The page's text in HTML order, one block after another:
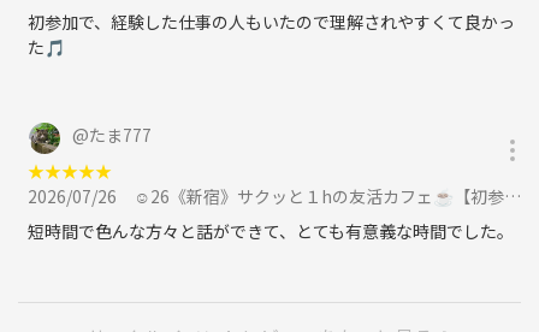
初参加で、経験した仕事の人もいたので理解されやすくて良かっ
た🎵
@たま777
★★★★★
2026/07/26
☺️26《新宿》サクッと１hの友活カフェ☕️【初参加＆先着３名様はスーパー割引】素敵な1日は素敵な出会いから✨に参加
短時間で色んな方々と話ができて、とても有意義な時間でした。